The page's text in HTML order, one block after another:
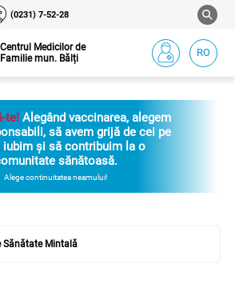
(0231) 7-52-28
Centrul Medicilor de
Familie mun. Bălți
RO
te! Alegând vaccinarea, alegem
să avem grijă de cei pe
iubim și să contribuim la o
sănătoasă.
Alege continuitatea neamului!
Sănătate Mintală